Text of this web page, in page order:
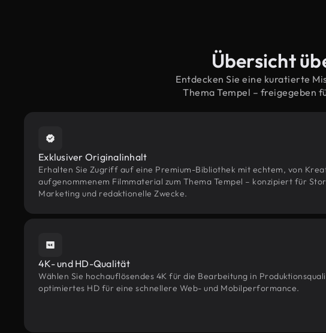
Übersicht
Entdecken Sie eine kuratierte
Thema Tempel – freigegeben
Exklusiver Originalinhalt
Erhalten Sie Zugriff auf eine Premium-Bibliothek mit echtem, von
aufgenommenem Filmmaterial zum Thema Tempel – konzipiert für
Marketing und redaktionelle Zwecke.
4K- und HD-Qualität
Wählen Sie hochauflösendes 4K für die Bearbeitung in
optimiertes HD für eine schnellere Web- und Mobilperformance.